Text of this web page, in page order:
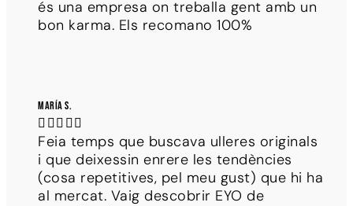
és una empresa on treballa gent amb un
bon karma. Els recomano 100%
María S.
    
Feia temps que buscava ulleres originals
i que deixessin enrere les tendències
(cosa repetitives, pel meu gust) que hi ha
al mercat. Vaig descobrir EYO de